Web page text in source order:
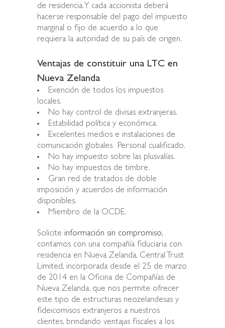
de residencia. Y cada accionista deberá
hacerse responsable del pago del impuesto
marginal o fijo de acuerdo a lo que
requiera la autoridad de su país de origen.
Ventajas de constituir una LTC en
Nueva Zelanda
Exención de todos los impuestos
locales.
No hay control de divisas extranjeras.
Estabilidad política y económica.
Excelentes medios e instalaciones de
comunicación globales Personal cualificado.
No hay impuesto sobre las plusvalías.
No hay impuestos de timbre.
Gran red de tratados de doble
imposición y acuerdos de información
disponibles.
Miembro de la OCDE.
Solicite información sin compromiso,
contamos con una compañía fiduciaria con
residencia en Nueva Zelanda, Central Trust
Limited, incorporada desde el 25 de marzo
de 2014 en la Oficina de Compañías de
Nueva Zelanda, que nos permite ofrecer
este tipo de estructuras neozelandesas y
fideicomisos extranjeros a nuestros
clientes, brindando ventajas fiscales a los